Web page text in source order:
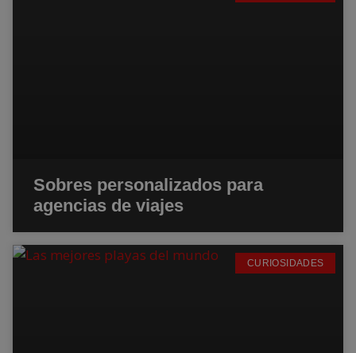
Sobres personalizados para
agencias de viajes
CURIOSIDADES